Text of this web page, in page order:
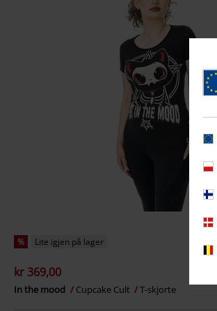
% Lite igjen på lager
kr 369,00
In the mood Cupcake Cult T-skjorte